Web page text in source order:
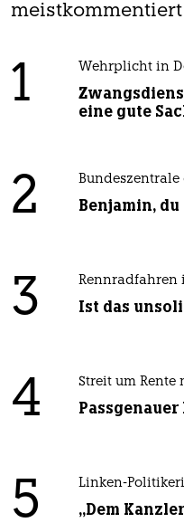
meistkommentiert
1 Wehrplicht in
eine gute
2 Benjamin,
3 Rennradfahren
Ist das
4 Streit um Rente
5 Linken-
„Dem